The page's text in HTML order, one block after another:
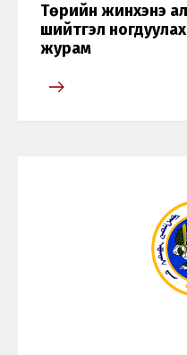
Төрийн жинхэнэ
шийтгэл
журам